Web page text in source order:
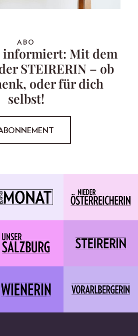
ABO
informiert: Mit dem
STEIRERIN – ob
oder für dich
selbst!